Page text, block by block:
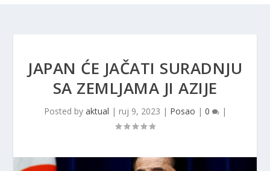
JAPAN ĆE JAČATI SURADNJU
SA ZEMLJAMA JI AZIJE
Posted by aktual | ruj 9, 2023 | Posao | 0 |